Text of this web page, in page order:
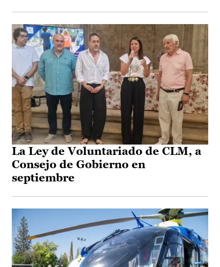
La Ley de Voluntariado de CLM, a
Consejo de Gobierno en
septiembre